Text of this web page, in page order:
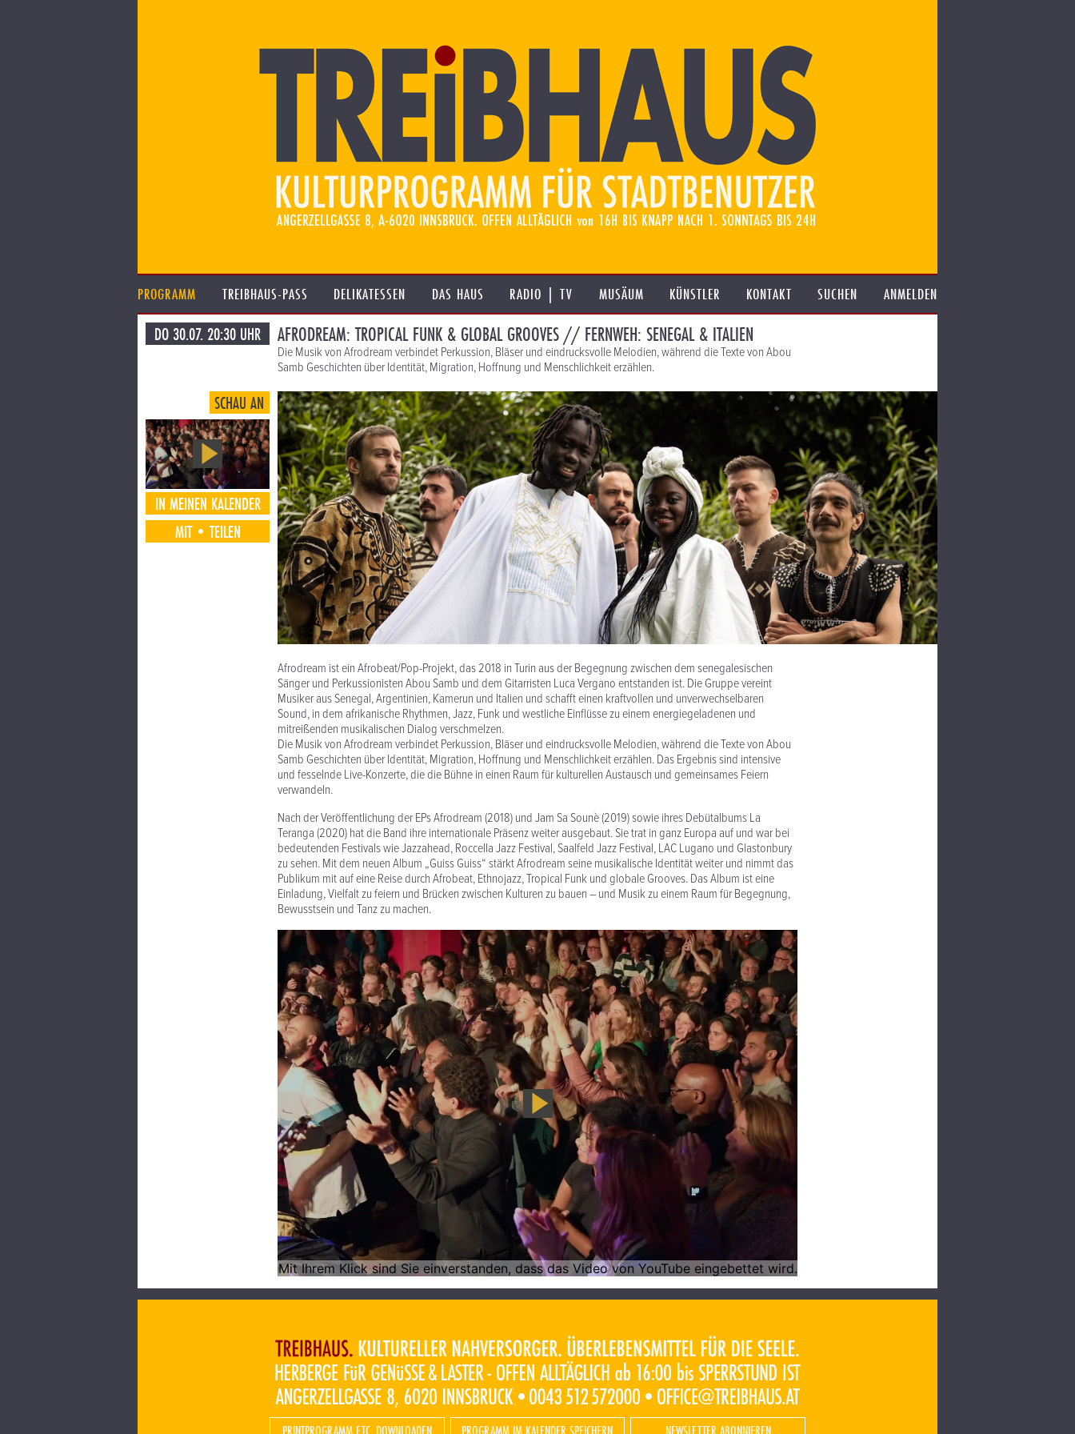
PROGRAMM TREIBHAUS-PASS DELIKATESSEN DAS HAUS RADIO | TV MUSÄUM KÜNSTLER KONTAKT SUCHEN ANMELDEN
DO 30.07. 20:30 UHR AFRODREAM: TROPICAL FUNK & GLOBAL GROOVES // FERNWEH: SENEGAL & ITALIEN
Die Musik von Afrodream verbindet Perkussion, Bläser und eindrucksvolle Melodien, während die Texte von Abou
Samb Geschichten über Identität, Migration, Hoffnung und Menschlichkeit erzählen.
SCHAU AN
IN MEINEN KALENDER
MIT•TEILEN
Afrodream ist ein Afrobeat/Pop-Projekt, das 2018 in Turin aus der Begegnung zwischen dem senegalesischen
Sänger und Perkussionisten Abou Samb und dem Gitarristen Luca Vergano entstanden ist. Die Gruppe vereint
Musiker aus Senegal, Argentinien, Kamerun und Italien und schafft einen kraftvollen und unverwechselbaren
Sound, in dem afrikanische Rhythmen, Jazz, Funk und westliche Einflüsse zu einem energiegeladenen und
mitreißenden musikalischen Dialog verschmelzen.
Die Musik von Afrodream verbindet Perkussion, Bläser und eindrucksvolle Melodien, während die Texte von Abou
Samb Geschichten über Identität, Migration, Hoffnung und Menschlichkeit erzählen. Das Ergebnis sind intensive
und fesselnde Live-Konzerte, die die Bühne in einen Raum für kulturellen Austausch und gemeinsames Feiern
verwandeln.
Nach der Veröffentlichung der EPs Afrodream (2018) und Jam Sa Sounè (2019) sowie ihres Debütalbums La
Teranga (2020) hat die Band ihre internationale Präsenz weiter ausgebaut. Sie trat in ganz Europa auf und war bei
bedeutenden Festivals wie Jazzahead, Roccella Jazz Festival, Saalfeld Jazz Festival, LAC Lugano und Glastonbury
zu sehen. Mit dem neuen Album „Guiss Guiss“ stärkt Afrodream seine musikalische Identität weiter und nimmt das
Publikum mit auf eine Reise durch Afrobeat, Ethnojazz, Tropical Funk und globale Grooves. Das Album ist eine
Einladung, Vielfalt zu feiern und Brücken zwischen Kulturen zu bauen – und Musik zu einem Raum für Begegnung,
Bewusstsein und Tanz zu machen.